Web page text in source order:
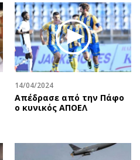
Προσωπικότητες στην ''Κ''
Επιστολές
14/04/2024
Απέδρασε από την Πάφο
ο κυνικός ΑΠΟΕΛ